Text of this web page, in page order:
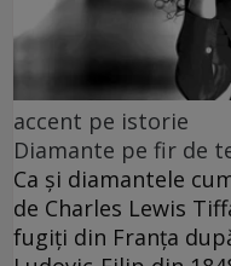
accent pe istorie
Diamante pe fir de
Ca și diamantele
de Charles Lewis
fugiți din Franța